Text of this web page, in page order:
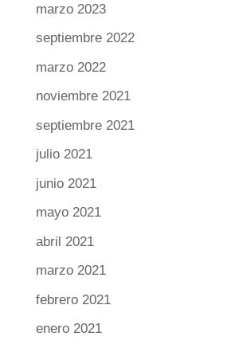
marzo 2023
septiembre 2022
marzo 2022
noviembre 2021
septiembre 2021
julio 2021
junio 2021
mayo 2021
abril 2021
marzo 2021
febrero 2021
enero 2021